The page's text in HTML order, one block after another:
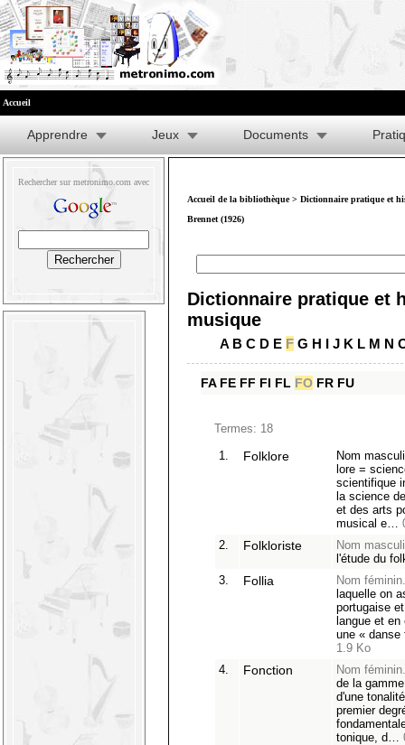
Accueil
Apprendre Jeux Documents
Rechercher sur metronimo.com avec
Accueil de la bibliothèque> Dictionnaire pratique et
Brennet (1926)
Dictionnaire pratique et
musique
A B C D E F G H I J K L M N
FA FE FF FI FL FO FR FU
Termes: 18
1.
Folklore
Nom
lore =
scientifique
la science
et des arts
musical e…
2.
Folkloriste
Nom
l'étude du
3.
Follia
Nom féminin.
laquelle on
portugaise
langue et
une «
1.9 Ko
4.
Fonction
Nom féminin.
de la
d'une
premier
tonique, d…